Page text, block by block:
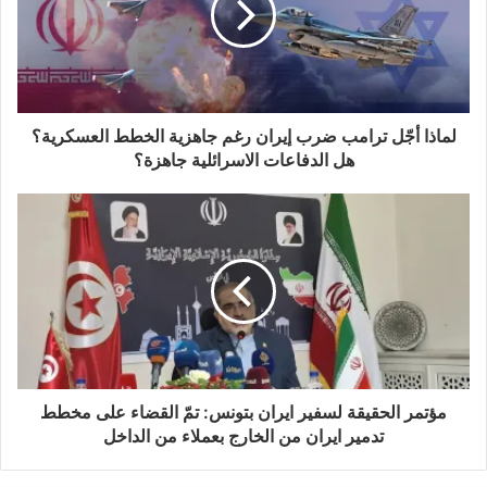
other false slogans to bare his fangs and
declare openly that he wants neo-colonialism
and control over the world, and to project
power through oppression and aggression.
The intellectual workshop, held on
Wednesday, January 14, 2026, starting at
2:00 PM Tunisian time, was entitled: The
New World Order After Venezuela and the
Imperative of National Fortification.
This was in the presence of a group of
researchers and political and geopolitical
لماذا أجّل ترامب ضرب إيران رغم جاهزية الخطط العسكرية؟
هل الدفاعات الاسرائلية جاهزة؟
مؤتمر الحقيقة لسفير ايران بتونس: تمّ القضاء على مخطط
تدمير ايران من الخارج بعملاء من الداخل